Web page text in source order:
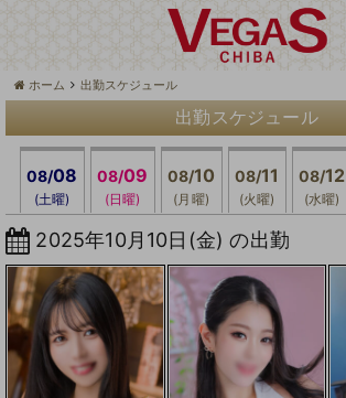
ホーム 出勤スケジュール
出勤スケジュール
08/08
(土曜)
08/09
(日曜)
08/10
(月曜)
08/11
(火曜)
08/12
(水曜)
2025年10月10日(金) の出勤